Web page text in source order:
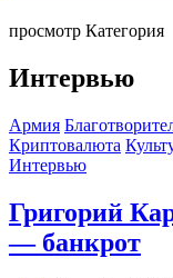
просмотр Категория
Интервью
Армия
Криптовалюта
Интервью
Григорий
— банкрот